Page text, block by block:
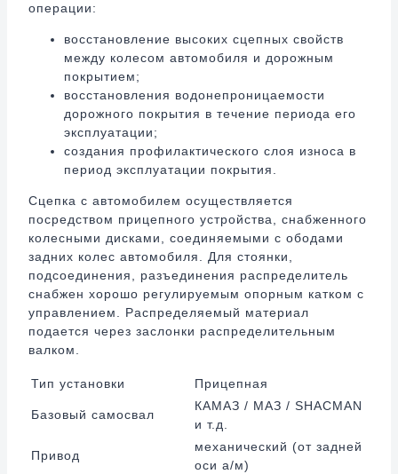
операции:
восстановление высоких сцепных свойств
между колесом автомобиля и дорожным
покрытием;
восстановления водонепроницаемости
дорожного покрытия в течение периода его
эксплуатации;
создания профилактического слоя износа в
период эксплуатации покрытия.
Сцепка с автомобилем осуществляется
посредством прицепного устройства, снабженного
колесными дисками, соединяемыми с ободами
задних колес автомобиля. Для стоянки,
подсоединения, разъединения распределитель
снабжен хорошо регулируемым опорным катком с
управлением. Распределяемый материал
подается через заслонки распределительным
валком.
Тип установки Прицепная
Базовый самосвал
КАМАЗ / МАЗ / SHACMAN
и т.д.
Привод
механический (от задней
оси а/м)